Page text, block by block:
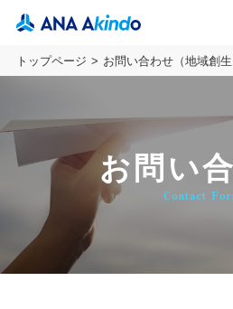
トップページ お問い合わせ（地域創生
お問い
Contact